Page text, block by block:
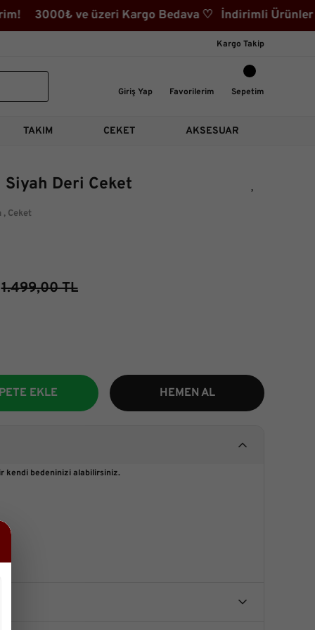
ve üzeri Kargo Bedava ♡ İndirimli
Kargo Takip
Giriş Yap Favorilerim Sepetim
TAKIM CEKET AKSESUAR
Deri Ceket
, Ceket
1.499,00 TL
EKLE HEMEN AL
kendi bedeninizi alabilirsiniz.